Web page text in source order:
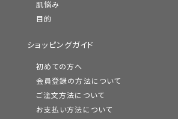
肌悩み
目的
ショッピングガイド
初めての方へ
会員登録の方法について
ご注文方法について
お支払い方法について